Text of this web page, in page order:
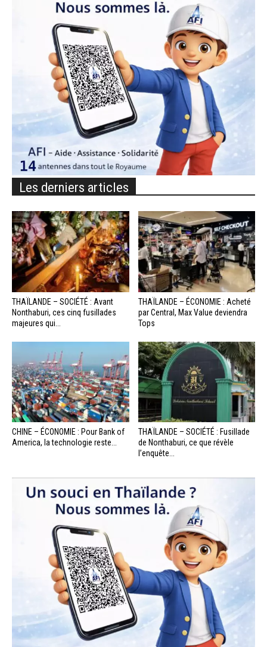
Les derniers articles
THAÏLANDE – SOCIÉTÉ : Avant
Nonthaburi, ces cinq fusillades
majeures qui...
THAÏLANDE – ÉCONOMIE : Acheté
par Central, Max Value deviendra
Tops
CHINE – ÉCONOMIE : Pour Bank of
America, la technologie reste...
THAÏLANDE – SOCIÉTÉ : Fusillade
de Nonthaburi, ce que révèle
l’enquête...